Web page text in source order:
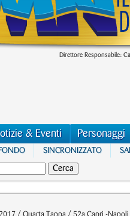
Direttore Responsabile:
& Eventi Personaggi
SINCRONIZZATO
/ Quarta Tappa / 52a Capri -Napoli